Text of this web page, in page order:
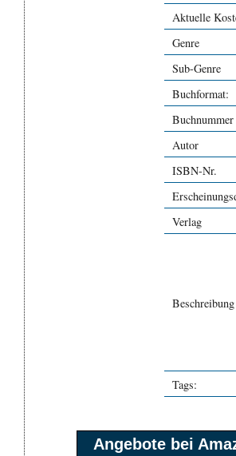
Aktuelle
Genre
Sub-Genre
Buchformat:
Buchnummer
Autor
ISBN-Nr.
Verlag
Beschreibung
Tags:
Angebote bei